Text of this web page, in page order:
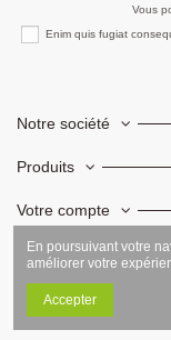
Vous
Enim quis fugiat
Notre société
Produits
Votre compte
Informations
En poursuivant votre
améliorer votre
Accepter